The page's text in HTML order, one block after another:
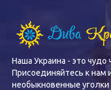
Наша Украина - это
Присоединяйтесь к
необыкновенные